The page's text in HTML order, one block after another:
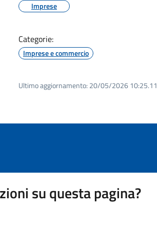
Imprese
Categorie:
Imprese e commercio
Ultimo aggiornamento: 20/05/2026 10:25.11
su questa pagina?